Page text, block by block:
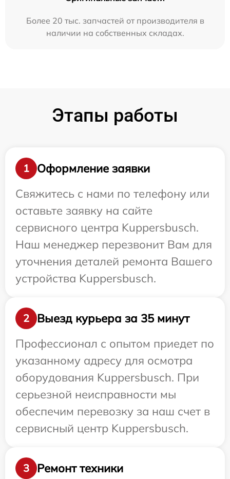
Более 20 тыс. запчастей от производителя в
наличии на собственных складах.
Этапы работы
1
Оформление заявки
Свяжитесь с нами по телефону или
оставьте заявку на сайте
сервисного центра Kuppersbusch.
Наш менеджер перезвонит Вам для
уточнения деталей ремонта Вашего
устройства Kuppersbusch.
2
Выезд курьера за 35 минут
Профессионал с опытом приедет по
указанному адресу для осмотра
оборудования Kuppersbusch. При
серьезной неисправности мы
обеспечим перевозку за наш счет в
сервисный центр Kuppersbusch.
3 Ремонт техники